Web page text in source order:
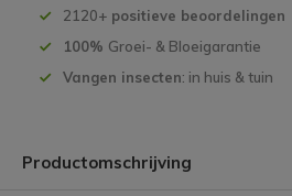
2120+ positieve beoordelingen
100% Groei- & Bloeigarantie
Vangen insecten: in huis & tuin
Productomschrijving